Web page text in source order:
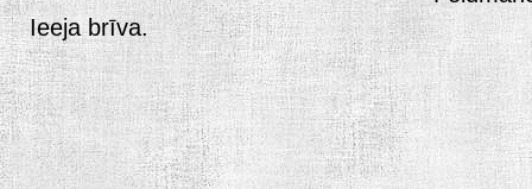
Ieeja brīva.